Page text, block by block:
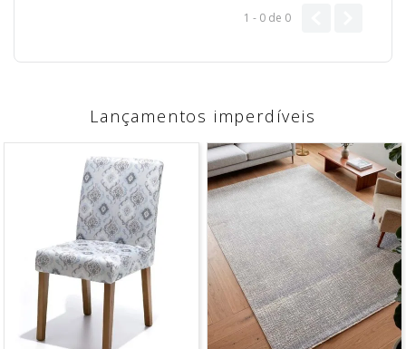
1 - 0 de 0
Lançamentos imperdíveis